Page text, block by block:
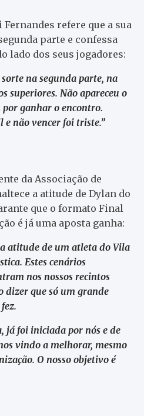
refere que a sua
parte e confessa
lado dos seus jogadores:
na segunda parte, na
superiores. Não apareceu o
por ganhar o encontro.
não vencer foi triste.”
da Associação de
a atitude de Dylan do
que o formato Final
é já uma aposta ganha:
atitude de um atleta do Vila
Estes cenários
nos nossos recintos
dizer que só um grande
já foi iniciada por nós e de
vindo a melhorar, mesmo
O nosso objetivo é